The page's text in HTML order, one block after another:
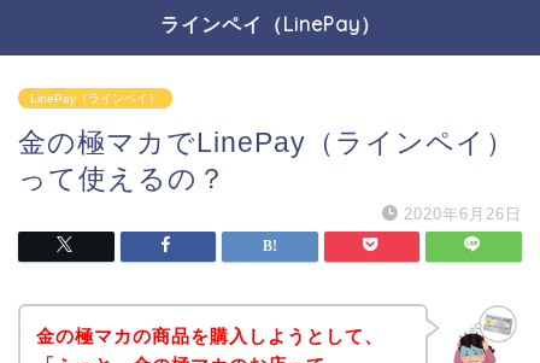
ラインペイ（LinePay）
LinePay（ラインペイ）
金の極マカでLinePay（ラインペイ）
って使えるの？
2020年6月26日
金の極マカの商品を購入しようとして、